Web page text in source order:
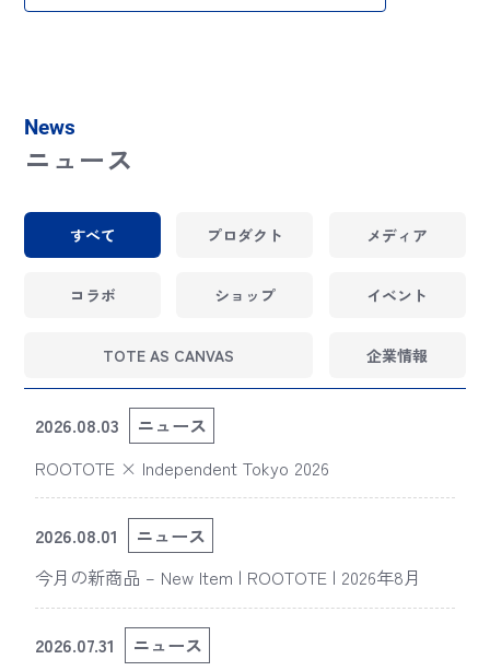
News
ニュース
すべて プロダクト メディア
コラボ ショップ イベント
TOTE AS CANVAS 企業情報
2026.08.03
ニュース
ROOTOTE × Independent Tokyo 2026
2026.08.01
ニュース
今月の新商品 – New Item | ROOTOTE | 2026年8月
2026.07.31
ニュース